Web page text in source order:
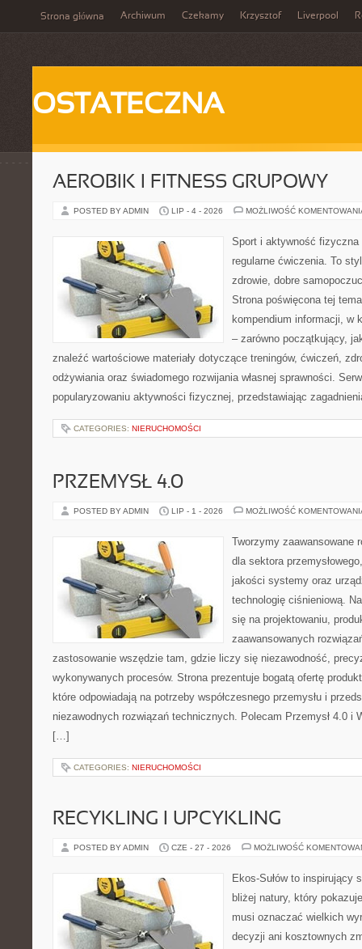
Strona główna Archiwum Czekamy Krzysztof Liverpool
OSTATECZNA
AEROBIK I FITNESS GRUPOWY
POSTED BY ADMIN LIP - 4 - 2026 MOŻLIWOŚĆ
Sport i aktywność
regularne ćwiczenia. To
zdrowie, dobre
Strona poświęcona tej
kompendium informacji, w
– zarówno początkujący,
znaleźć wartościowe materiały dotyczące treningów, ćwiczeń,
odżywiania oraz świadomego rozwijania własnej sprawności.
popularyzowaniu aktywności fizycznej, przedstawiając
CATEGORIES: NIERUCHOMOŚCI
PRZEMYSŁ 4.0
POSTED BY ADMIN LIP - 1 - 2026 MOŻLIWOŚĆ
Tworzymy zaawansowane
dla sektora
jakości systemy oraz
technologię ciśnieniową.
się na projektowaniu,
zaawansowanych
zastosowanie wszędzie tam, gdzie liczy się niezawodność,
wykonywanych procesów. Strona prezentuje bogatą ofertę
które odpowiadają na potrzeby współczesnego przemysłu i
niezawodnych rozwiązań technicznych. Polecam Przemysł 4.0 i
[…]
CATEGORIES: NIERUCHOMOŚCI
RECYKLING I UPCYKLING
POSTED BY ADMIN CZE - 27 - 2026 MOŻLIWOŚĆ
Ekos-Sułów to inspirujący
bliżej natury, który
musi oznaczać wielkich
decyzji ani kosztownych